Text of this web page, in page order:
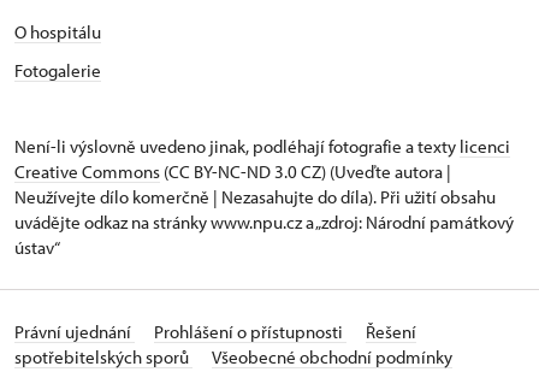
O hospitálu
Fotogalerie
Není-li výslovně uvedeno jinak, podléhají fotografie a texty licenci
Creative Commons (CC BY-NC-ND 3.0 CZ) (Uveďte autora |
Neužívejte dílo komerčně | Nezasahujte do díla). Při užití obsahu
uvádějte odkaz na stránky www.npu.cz a „zdroj: Národní památkový
ústav“
Právní ujednání Prohlášení o přístupnosti
Řešení
spotřebitelských sporů
Všeobecné obchodní podmínky